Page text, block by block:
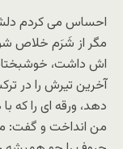
احساس می کردم دلش
مگر از شَرَم خلاص
اش داشت،
آخرین تیرش را در
دهد، ورقه ای را که
من انداخت و گفت: